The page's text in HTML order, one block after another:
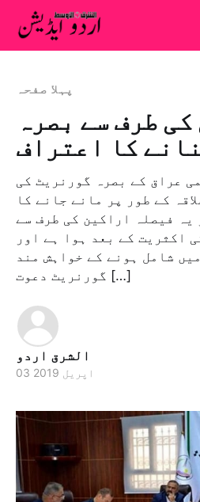
پہلا صفحہ
طرف سے بصرہ
کا اعتراف
عراق کے بصرہ گورنریٹ کی
کے طور پر مانے جانے کا
یہ فیصلہ اراکین کی طرف سے
اکثریت کے بعد ہوا ہے اور
شامل ہونے کے خواہش مند
گورنریٹ دعوت […]
الشرق اردو
03 اپریل 2019